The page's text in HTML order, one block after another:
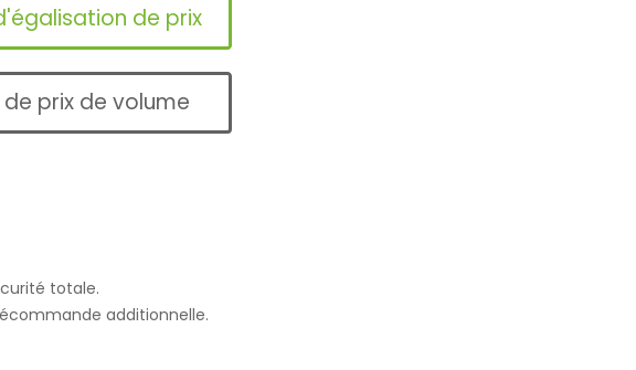
de prix
prix de volume
totale.
additionnelle.